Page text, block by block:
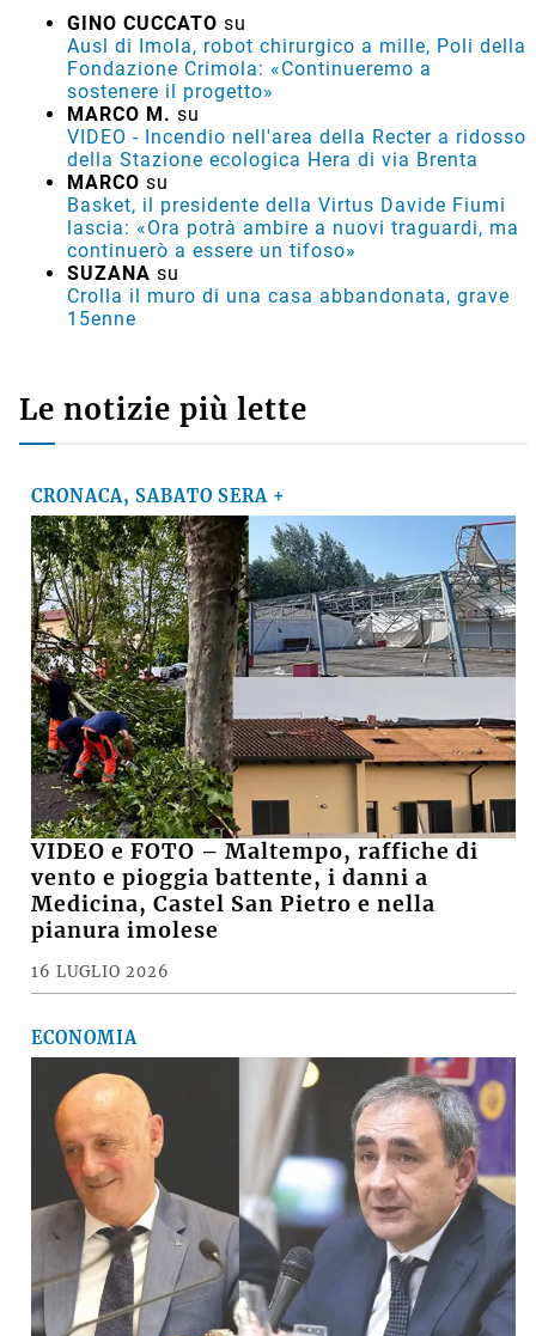
GINO CUCCATO su
Ausl di Imola, robot chirurgico a mille, Poli della
Fondazione Crimola: «Continueremo a
sostenere il progetto»
MARCO M. su
VIDEO - Incendio nell'area della Recter a ridosso
della Stazione ecologica Hera di via Brenta
MARCO su
Basket, il presidente della Virtus Davide Fiumi
lascia: «Ora potrà ambire a nuovi traguardi, ma
continuerò a essere un tifoso»
SUZANA su
Crolla il muro di una casa abbandonata, grave
15enne
Le notizie più lette
CRONACA, SABATO SERA +
VIDEO e FOTO – Maltempo, raffiche di
vento e pioggia battente, i danni a
Medicina, Castel San Pietro e nella
pianura imolese
16 LUGLIO 2026
ECONOMIA